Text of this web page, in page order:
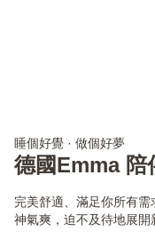
睡個好覺 · 做個好夢
德國Emma 陪
完美舒適、滿足你所有
神氣爽，迫不及待地展開